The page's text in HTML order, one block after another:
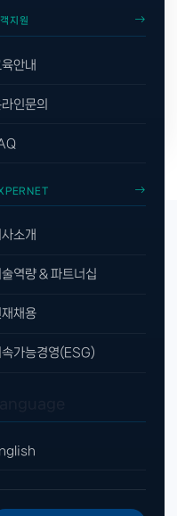
지원
육안내
인문의
소개
술역량 & 파트너십
재채용
속가능경영(ESG)
라우드 한번에 관리하기
로